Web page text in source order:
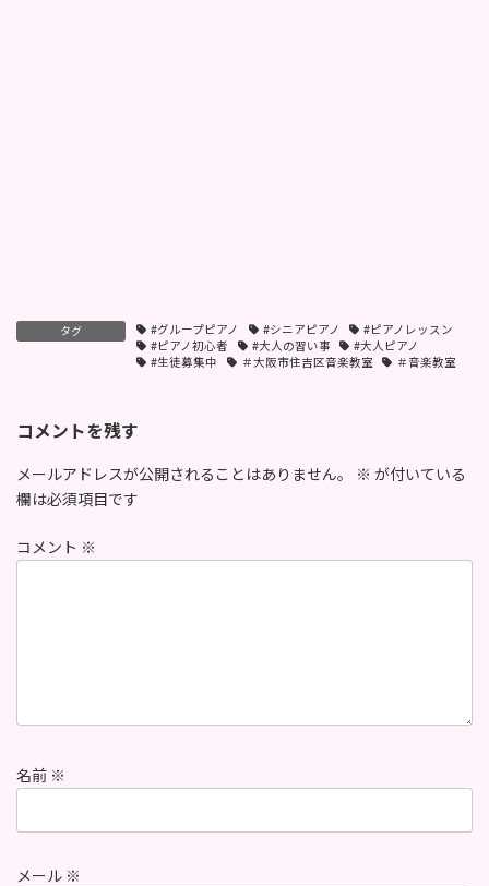
タグ #グループピアノ #シニアピアノ
#ピアノレッスン
#ピアノ初心者
#大人の習い事
#大人ピアノ
#生徒募集中
＃大阪市住吉区音楽教室 ＃音楽教室
コメントを残す
メールアドレスが公開されることはありません。 ※ が付いている
欄は必須項目です
コメント ※
名前 ※
メール ※